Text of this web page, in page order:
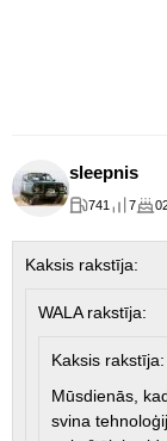
sleepnis
741 7
Kaksis rakstīja:
WALA rakstīja:
Kaksis rakstīja:
Mūsdienās,
svina